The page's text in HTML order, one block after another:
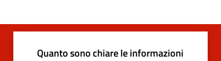
Quanto sono chiare le informazioni